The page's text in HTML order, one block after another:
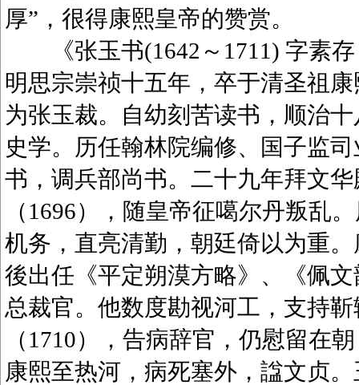
厚”，很得康熙皇帝的赞赏。
《张玉书(1642～1711) 字素存
明思宗崇祯十五年，卒于清圣祖
为张玉裁。自幼刻苦读书，顺治
史学。历任翰林院编修、国子监
书，调兵部尚书。二十九年拜文
（1696），随皇帝征噶尔丹叛乱
机务，直亮清勤，朝廷倚以为重
後出任《平定朔漠方略》、《佩
总裁官。他数度勘视河工，支持
（1710），告病辞官，仍慰留在
康熙至热河，病死塞外，諡文贞